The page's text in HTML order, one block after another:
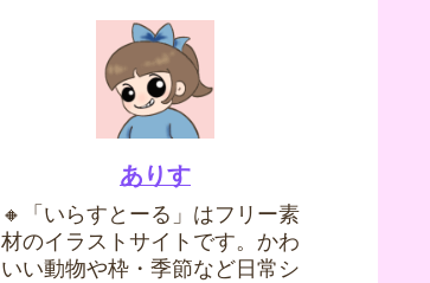
ありす
🔸「いらすとーる」はフリー素
材のイラストサイトです。かわ
いい動物や枠・季節など日常シ